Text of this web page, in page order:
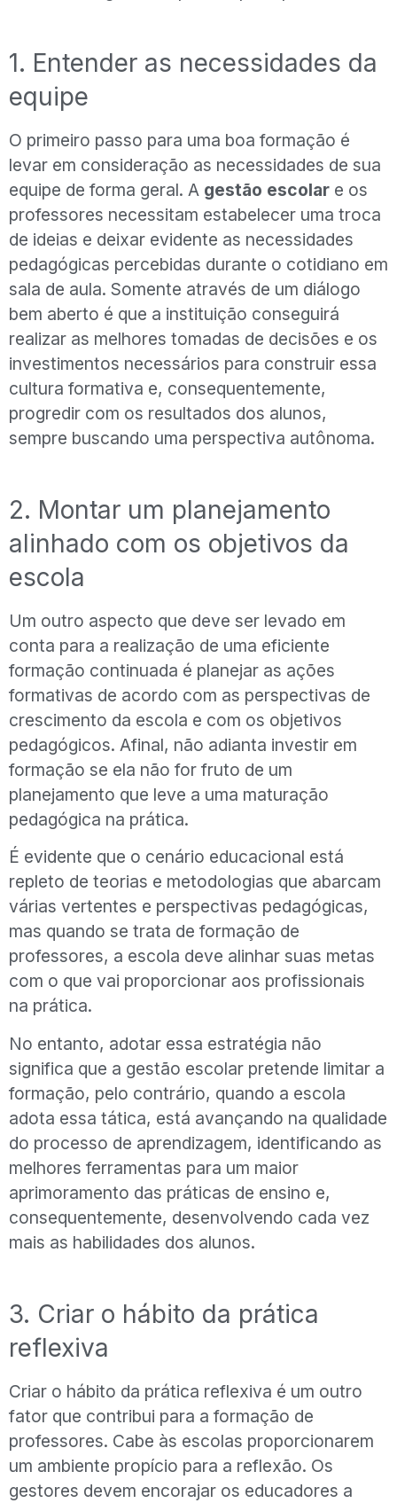
1. Entender as necessidades da
equipe
O primeiro passo para uma boa formação é
levar em consideração as necessidades de sua
equipe de forma geral. A gestão escolar e os
professores necessitam estabelecer uma troca
de ideias e deixar evidente as necessidades
pedagógicas percebidas durante o cotidiano em
sala de aula. Somente através de um diálogo
bem aberto é que a instituição conseguirá
realizar as melhores tomadas de decisões e os
investimentos necessários para construir essa
cultura formativa e, consequentemente,
progredir com os resultados dos alunos,
sempre buscando uma perspectiva autônoma.
2. Montar um planejamento
alinhado com os objetivos da
escola
Um outro aspecto que deve ser levado em
conta para a realização de uma eficiente
formação continuada é planejar as ações
formativas de acordo com as perspectivas de
crescimento da escola e com os objetivos
pedagógicos. Afinal, não adianta investir em
formação se ela não for fruto de um
planejamento que leve a uma maturação
pedagógica na prática.
É evidente que o cenário educacional está
repleto de teorias e metodologias que abarcam
várias vertentes e perspectivas pedagógicas,
mas quando se trata de formação de
professores, a escola deve alinhar suas metas
com o que vai proporcionar aos profissionais
na prática.
No entanto, adotar essa estratégia não
significa que a gestão escolar pretende limitar a
formação, pelo contrário, quando a escola
adota essa tática, está avançando na qualidade
do processo de aprendizagem, identificando as
melhores ferramentas para um maior
aprimoramento das práticas de ensino e,
consequentemente, desenvolvendo cada vez
mais as habilidades dos alunos.
3. Criar o hábito da prática
reflexiva
Criar o hábito da prática reflexiva é um outro
fator que contribui para a formação de
professores. Cabe às escolas proporcionarem
um ambiente propício para a reflexão. Os
gestores devem encorajar os educadores a